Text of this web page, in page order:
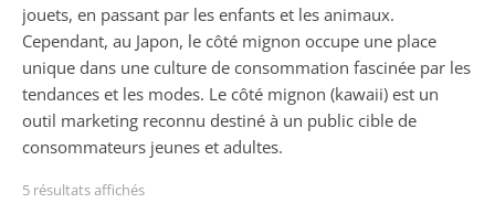
jouets, en passant par les enfants et les animaux.
Cependant, au Japon, le côté mignon occupe une place
unique dans une culture de consommation fascinée par les
tendances et les modes. Le côté mignon (kawaii) est un
outil marketing reconnu destiné à un public cible de
consommateurs jeunes et adultes.
5 résultats affichés